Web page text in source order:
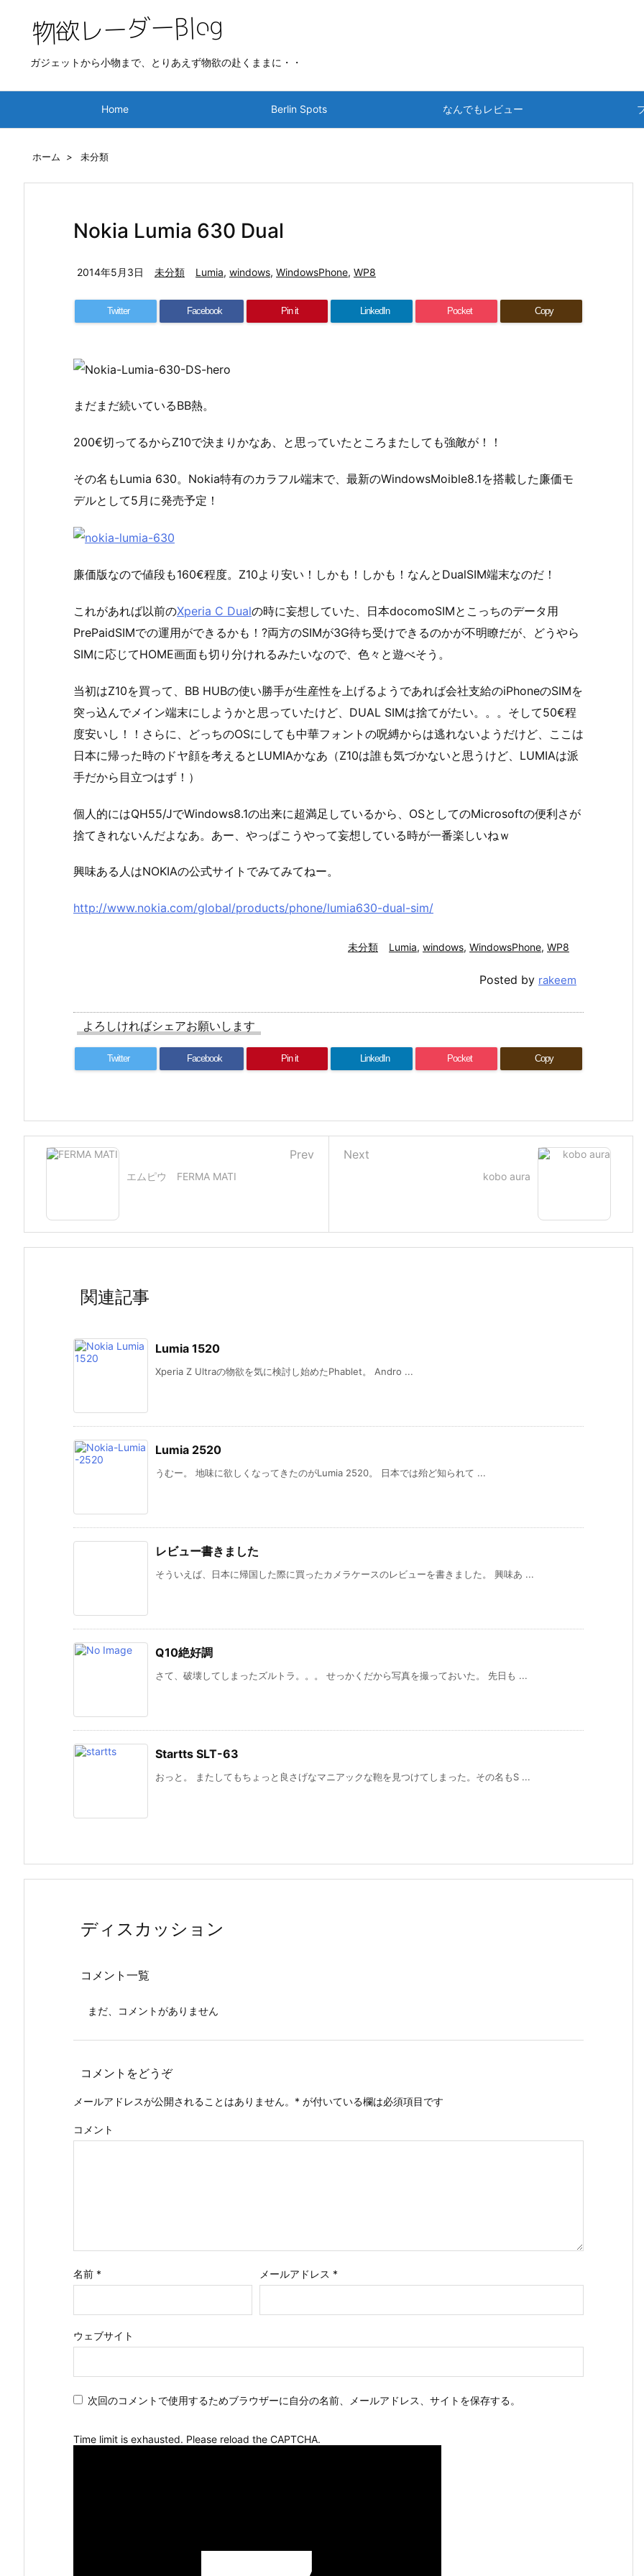
ガジェットから小物まで、とりあえず物欲の赴くままに・・
Home Berlin Spots なんでもレビュー
ホーム > 未分類
Nokia Lumia 630 Dual
2014年5月3日 未分類 Lumia, windows, WindowsPhone, WP8
Twitter Facebook Pin it LinkedIn Pocket Copy
まだまだ続いているBB熱。
200€切ってるからZ10で決まりかなあ、と思っていたところまたしても強敵が！！
その名もLumia 630。Nokia特有のカラフル端末で、最新のWindowsMoible8.1を搭載した廉価モ
デルとして5月に発売予定！
廉価版なので値段も160€程度。Z10より安い！しかも！しかも！なんとDualSIM端末なのだ！
これがあれば以前のXperia C Dualの時に妄想していた、日本docomoSIMとこっちのデータ用
PrePaidSIMでの運用ができるかも！?両方のSIMが3G待ち受けできるのかが不明瞭だが、どうやら
SIMに応じてHOME画面も切り分けれるみたいなので、色々と遊べそう。
当初はZ10を買って、BB HUBの使い勝手が生産性を上げるようであれば会社支給のiPhoneのSIMを
突っ込んでメイン端末にしようかと思っていたけど、DUAL SIMは捨てがたい。。。そして50€程
度安いし！！さらに、どっちのOSにしても中華フォントの呪縛からは逃れないようだけど、ここは
日本に帰った時のドヤ顔を考えるとLUMIAかなあ（Z10は誰も気づかないと思うけど、LUMIAは派
手だから目立つはず！）
個人的にはQH55/JでWindows8.1の出来に超満足しているから、OSとしてのMicrosoftの便利さが
捨てきれないんだよなあ。あー、やっぱこうやって妄想している時が一番楽しいねｗ
興味ある人はNOKIAの公式サイトでみてみてねー。
http://www.nokia.com/global/products/phone/lumia630-dual-sim/
未分類 Lumia, windows, WindowsPhone, WP8
Posted by rakeem
よろしければシェアお願いします
Twitter Facebook Pin it LinkedIn Pocket Copy
kobo aura
Next
エムピウ FERMA MATI
Prev
関連記事
Lumia 1520
Xperia Z Ultraの物欲を気に検討し始めたPhablet。 Andro ...
Lumia 2520
うむー。 地味に欲しくなってきたのがLumia 2520。 日本では殆ど知られて ...
レビュー書きました
そういえば、日本に帰国した際に買ったカメラケースのレビューを書きました。 興味あ ...
Q10絶好調
さて、破壊してしまったズルトラ。。。 せっかくだから写真を撮っておいた。 先日も ...
Startts SLT-63
おっと。 またしてもちょっと良さげなマニアックな鞄を見つけてしまった。その名もS ...
ディスカッション
コメント一覧
まだ、コメントがありません
コメントをどうぞ
メールアドレスが公開されることはありません。 * が付いている欄は必須項目です
コメント
名前 * メールアドレス *
ウェブサイト
次回のコメントで使用するためブラウザーに自分の名前、メールアドレス、サイトを保存する。
Time limit is exhausted. Please reload the CAPTCHA.